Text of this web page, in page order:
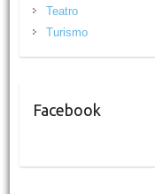
Teatro
Turismo
Facebook